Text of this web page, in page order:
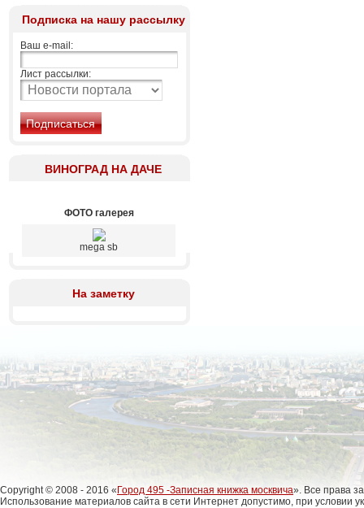
Подписка на нашу рассылку
Ваш e-mail:
Лист рассылки:
ВИНОГРАД НА ДАЧЕ
ФОТО галерея
mega sb
На заметку
Copyright © 2008 - 2016 « Город 495 -Записная книжка москвича». Все права
Использование материалов сайта в сети Интернет допустимо, при условии